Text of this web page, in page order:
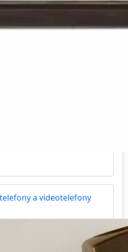
a videotelefony